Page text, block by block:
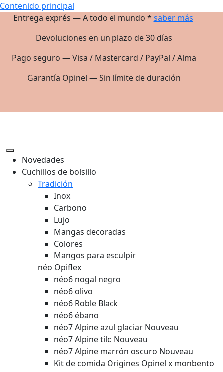
Contenido principal
Entrega exprés — A todo el mundo * saber más
Devoluciones en un plazo de 30 días
Pago seguro — Visa / Mastercard / PayPal / Alma
Garantía Opinel — Sin límite de duración
Novedades
Cuchillos de bolsillo
Tradición
Inox
Carbono
Lujo
Mangas decoradas
Colores
Mangos para esculpir
néo Opiflex
néo6 nogal negro
néo6 olivo
néo6 Roble Black
néo6 ébano
néo7 Alpine azul glaciar Nouveau
néo7 Alpine tilo Nouveau
néo7 Alpine marrón oscuro Nouveau
Kit de comida Origines Opinel x monbento